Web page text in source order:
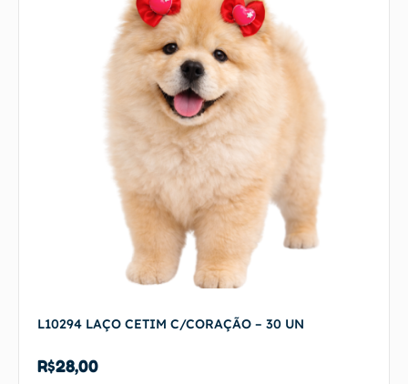
L10294 LAÇO CETIM C/CORAÇÃO – 30 UN
R$28,00